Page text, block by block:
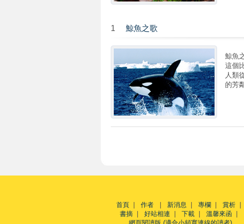
1 鯨魚之歌
鯨魚
這個
人類
的芳
首頁| 作者 新消息 專欄 賞析|
書摘| 好站相連 下載| 溫馨來函